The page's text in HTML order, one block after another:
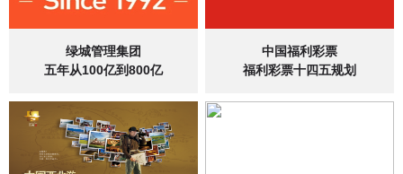
绿城管理集团
五年从100亿到800亿
中国福利彩票
福利彩票十四五规划